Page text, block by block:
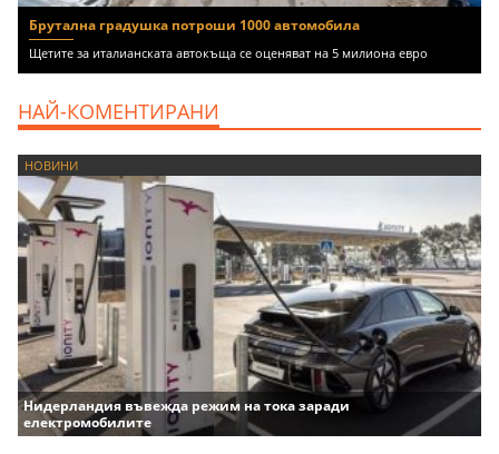
Брутална градушка потроши 1000 автомобила
Щетите за италианската автокъща се оценяват на 5 милиона евро
НАЙ-КОМЕНТИРАНИ
НОВИНИ
Нидерландия въвежда режим на тока заради
електромобилите